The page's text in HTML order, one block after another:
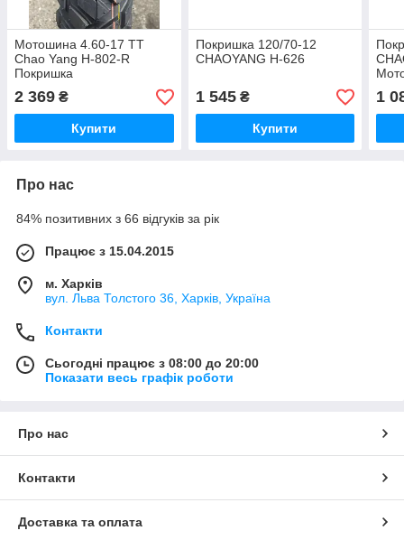
Мотошина 4.60-17 ТТ
Chao Yang H-802-R
Покришка
2 369 ₴
Купити
Покришка 120/70-12
CHAOYANG H-626
1 545₴
Купити
1
Про нас
84% позитивних з 66 відгуків за рік
Працює з 15.04.2015
м. Харків
вул. Льва Толстого 36, Харків, Україна
Контакти
Сьогодні працює з 08:00 до 20:00
Показати весь графік роботи
Про нас
Контакти
Доставка та оплата